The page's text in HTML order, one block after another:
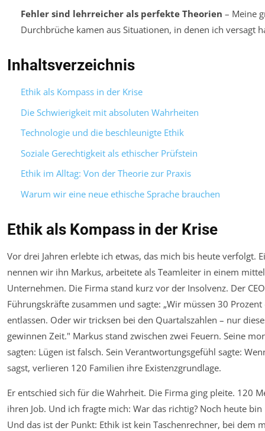
Fehler sind lehrreicher als perfekte Theorien – Meine
Durchbrüche kamen aus Situationen, in denen ich versagt
Inhaltsverzeichnis
Ethik als Kompass in der Krise
Die Schwierigkeit mit absoluten Wahrheiten
Technologie und die beschleunigte Ethik
Soziale Gerechtigkeit als ethischer Prüfstein
Ethik im Alltag: Von der Theorie zur Praxis
Warum wir eine neue ethische Sprache brauchen
Ethik als Kompass in der Krise
Vor drei Jahren erlebte ich etwas, das mich bis heute verfolgt.
nennen wir ihn Markus, arbeitete als Teamleiter in einem
Unternehmen. Die Firma stand kurz vor der Insolvenz. Der
Führungskräfte zusammen und sagte: „Wir müssen 30
entlassen. Oder wir tricksen bei den Quartalszahlen – nur
gewinnen Zeit." Markus stand zwischen zwei Feuern. Seine
sagten: Lügen ist falsch. Sein Verantwortungsgefühl sagte:
sagst, verlieren 120 Familien ihre Existenzgrundlage.
Er entschied sich für die Wahrheit. Die Firma ging pleite. 120
ihren Job. Und ich fragte mich: War das richtig? Noch heute
Und das ist der Punkt: Ethik ist kein Taschenrechner, bei dem